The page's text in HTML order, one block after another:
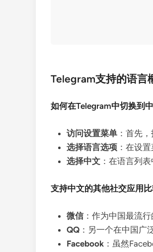
Telegram支持的语言
如何在Telegram中切换到
访问设置菜单 ：首先
选择语言选项 ：在设
选择中文 ：在语言列
支持中文的其他社交应用
微信：作为中国最流
QQ ：另一个在中国广
Facebook ：虽然